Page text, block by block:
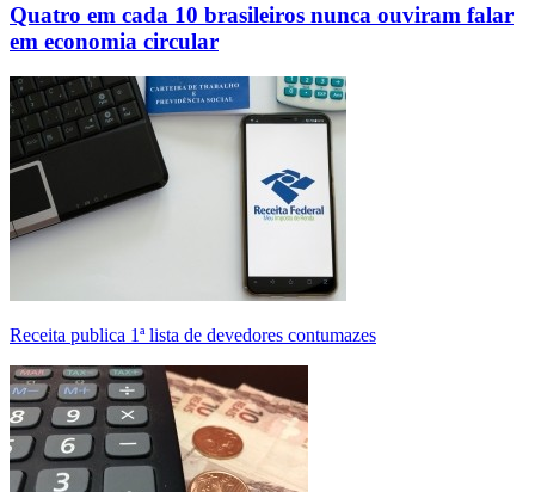
Quatro em cada 10 brasileiros nunca ouviram falar
em economia circular
Receita publica 1ª lista de devedores contumazes